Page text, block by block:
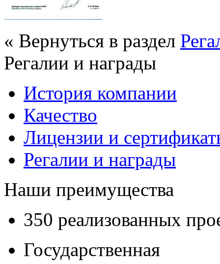
« Вернуться в раздел
Регалии и награды
История компании
Качество
Лицензии и
Регалии и награды
Наши преимущества
350 реализованных
Государственная